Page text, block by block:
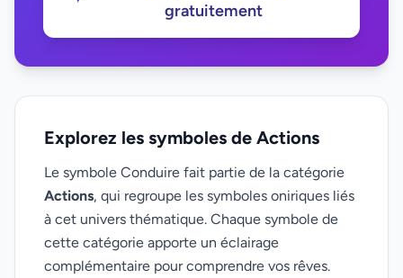
gratuitement
Explorez les symboles de Actions
Le symbole Conduire fait partie de la catégorie
Actions, qui regroupe les symboles oniriques liés
à cet univers thématique. Chaque symbole de
cette catégorie apporte un éclairage
complémentaire pour comprendre vos rêves.